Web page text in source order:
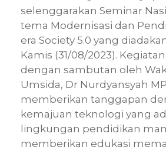
selenggarakan Seminar
tema Modernisasi dan
era Society 5.0 yang
Kamis (31/08/2023).
dengan sambutan oleh
Umsida, Dr Nurdyansyah
memberikan tanggapan
kemajuan teknologi yang
lingkungan pendidikan
memberikan edukasi